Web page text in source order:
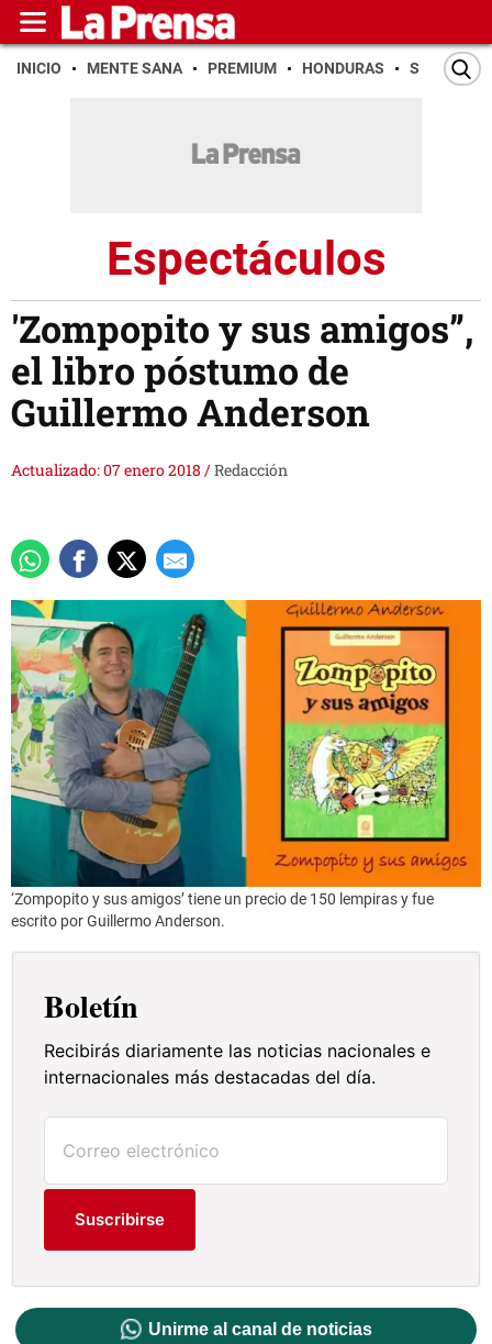
INICIO MENTE SANA PREMIUM HONDURAS SAN PEDRO
Espectáculos
'Zompopito y sus amigos”,
el libro póstumo de
Guillermo Anderson
Actualizado: 07 enero 2018 /Redacción
‘Zompopito y sus amigos’ tiene un precio de 150 lempiras y fue
escrito por Guillermo Anderson.
Boletín
Recibirás diariamente las noticias nacionales e
internacionales más destacadas del día.
Suscribirse
Unirme al canal de noticias